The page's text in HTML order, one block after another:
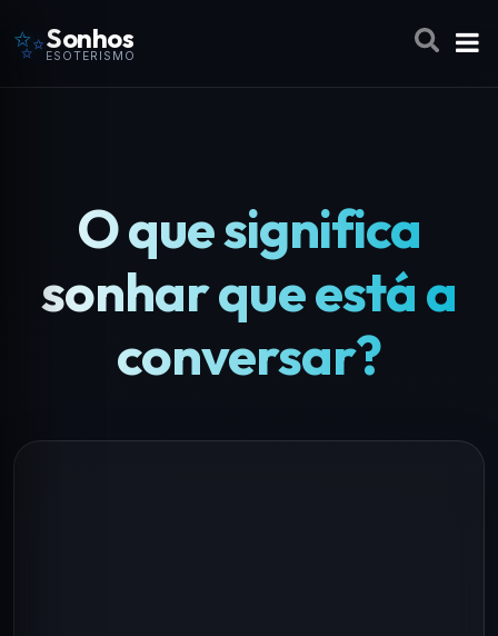
✨Sonhos
ESOTERISMO
O que significa
sonhar que está a
conversar?